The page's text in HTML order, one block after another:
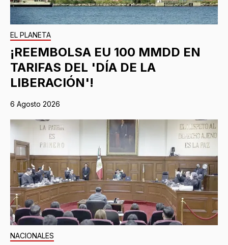
EL PLANETA
¡REEMBOLSA EU 100 MMDD EN
TARIFAS DEL 'DÍA DE LA
LIBERACIÓN'!
6 Agosto 2026
NACIONALES